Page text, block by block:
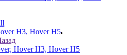
H3, Hover H5
Hover H3, Hover H5